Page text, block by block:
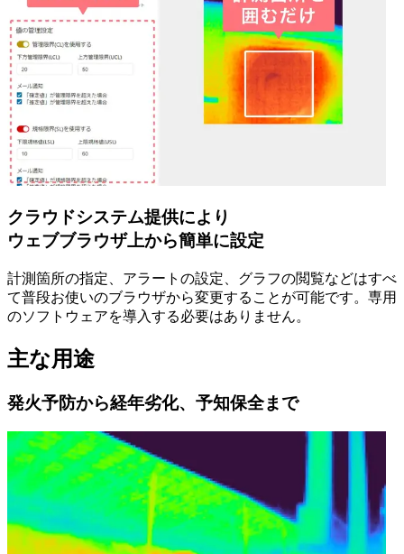
クラウドシステム提供により
ウェブブラウザ上から簡単に設定
計測箇所の指定、アラートの設定、グラフの閲覧などはすべ
て普段お使いのブラウザから変更することが可能です。専用
のソフトウェアを導入する必要はありません。
主な用途
発火予防から経年劣化、予知保全まで